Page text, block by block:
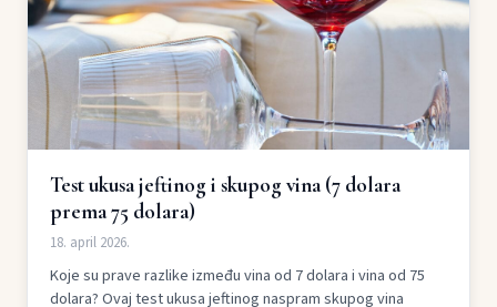
Test ukusa jeftinog i skupog vina (7 dolara
prema 75 dolara)
18. april 2026.
Koje su prave razlike između vina od 7 dolara i vina od 75
dolara? Ovaj test ukusa jeftinog naspram skupog vina